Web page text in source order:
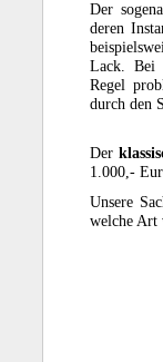
Der
deren
Lack. Bei
Regel
durch den
Der
1.000,-
Unsere
welche Art